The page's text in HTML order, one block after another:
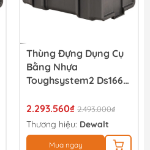
Thùng Đựng Dụng Cụ
Bằng Nhựa
Toughsystem2 Ds166
2.293.560₫ 2.493.000₫
Thương hiệu: Dewalt
Mua ngay